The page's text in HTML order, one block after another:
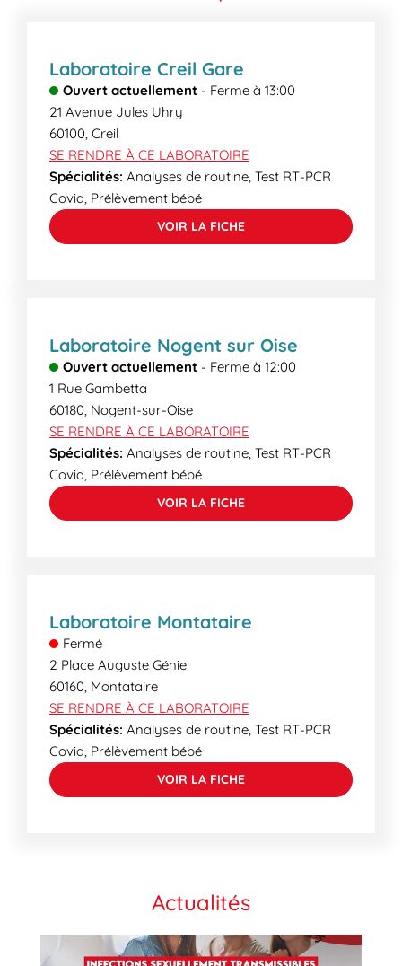
de votre venue, nos secrétaires médicales
pourront vous informer des délais de rendu.
Laboratoire Creil Gare
Ouvert actuellement - Ferme à 13:00
21 Avenue Jules Uhry
60100, Creil
SE RENDRE À CE LABORATOIRE
Spécialités: Analyses de routine, Test RT-PCR
Covid, Prélèvement bébé
VOIR LA FICHE
Laboratoire Nogent sur Oise
Ouvert actuellement - Ferme à 12:00
1 Rue Gambetta
60180, Nogent-sur-Oise
SE RENDRE À CE LABORATOIRE
Spécialités: Analyses de routine, Test RT-PCR
Covid, Prélèvement bébé
VOIR LA FICHE
Laboratoire Montataire
Fermé
2 Place Auguste Génie
60160, Montataire
SE RENDRE À CE LABORATOIRE
Spécialités: Analyses de routine, Test RT-PCR
Covid, Prélèvement bébé
VOIR LA FICHE
Actualités